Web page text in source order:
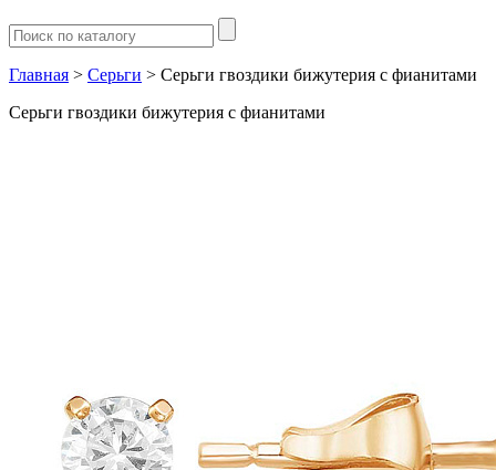
Главная > Серьги > Серьги гвоздики бижутерия с фианитами
Серьги гвоздики бижутерия с фианитами